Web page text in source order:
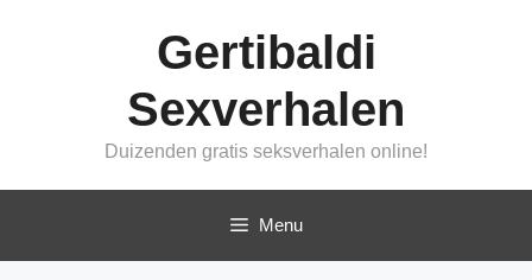
Gertibaldi
Sexverhalen
Duizenden gratis seksverhalen online!
Menu